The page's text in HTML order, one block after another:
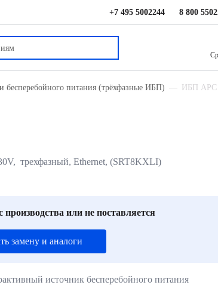
+7 495 5002244 8 800
бесперебойного питания (трёхфазные ИБП)
ИБП APC
трехфазный, Ethernet, (SRT8KXLI)
производства или не поставляется
замену и аналоги
источник бесперебойного питания